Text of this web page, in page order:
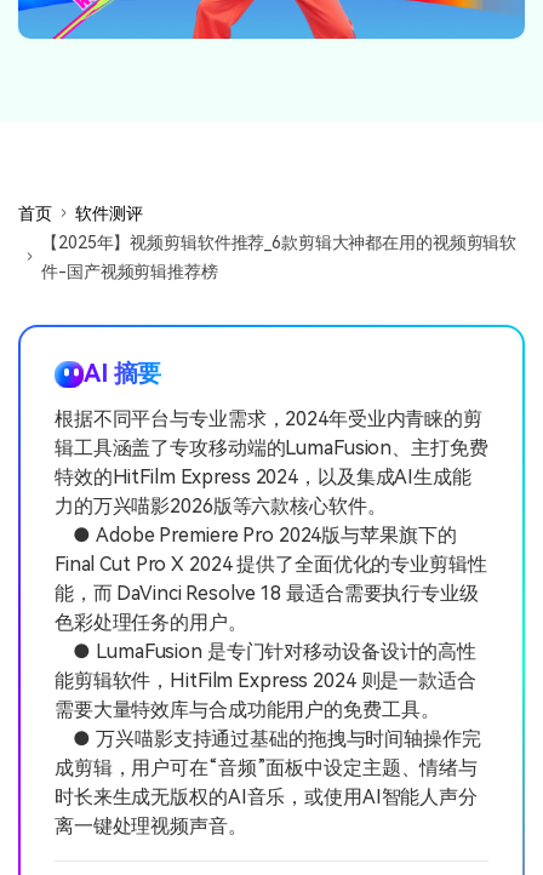
首页
软件测评
【2025年】视频剪辑软件推荐_6款剪辑大神都在用的视频剪辑软
件-国产视频剪辑推荐榜
AI 摘要
根据不同平台与专业需求，2024年受业内青睐的剪
辑工具涵盖了专攻移动端的LumaFusion、主打免费
特效的HitFilm Express 2024，以及集成AI生成能
力的万兴喵影2026版等六款核心软件。
● Adobe Premiere Pro 2024版与苹果旗下的
Final Cut Pro X 2024 提供了全面优化的专业剪辑性
能，而 DaVinci Resolve 18 最适合需要执行专业级
色彩处理任务的用户。
● LumaFusion 是专门针对移动设备设计的高性
能剪辑软件，HitFilm Express 2024 则是一款适合
需要大量特效库与合成功能用户的免费工具。
● 万兴喵影支持通过基础的拖拽与时间轴操作完
成剪辑，用户可在“音频”面板中设定主题、情绪与
时长来生成无版权的AI音乐，或使用AI智能人声分
离一键处理视频声音。